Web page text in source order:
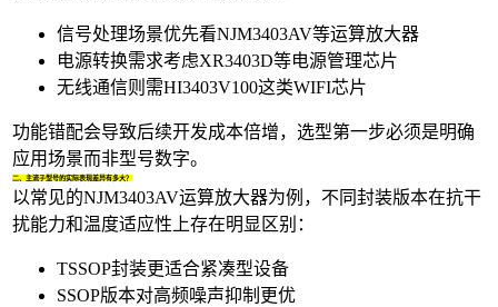
信号处理场景优先看NJM3403AV等运算放大器
电源转换需求考虑XR3403D等电源管理芯片
无线通信则需HI3403V100这类WIFI芯片
功能错配会导致后续开发成本倍增，选型第一步必须是明确
应用场景而非型号数字。
二、主流子型号的实际表现差异有多大？
以常见的NJM3403AV运算放大器为例，不同封装版本在抗干
扰能力和温度适应性上存在明显区别：
TSSOP封装更适合紧凑型设备
SSOP版本对高频噪声抑制更优